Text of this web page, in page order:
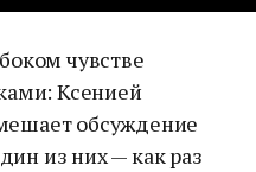
чувстве
Ксенией
обсуждение
из них — как раз